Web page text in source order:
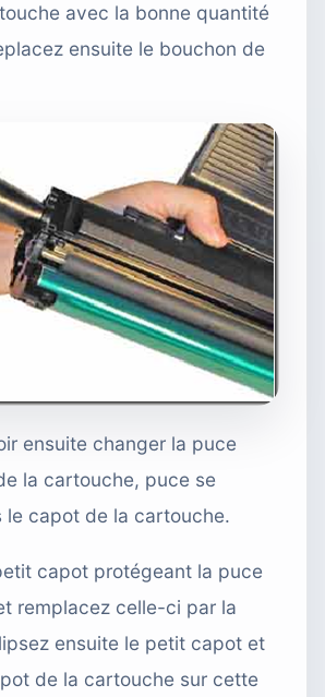
avec la bonne quantité
ensuite le bouchon de
ensuite changer la puce
la cartouche, puce se
le capot de la cartouche.
capot protégeant la puce
remplacez celle-ci par la
ensuite le petit capot et
de la cartouche sur cette